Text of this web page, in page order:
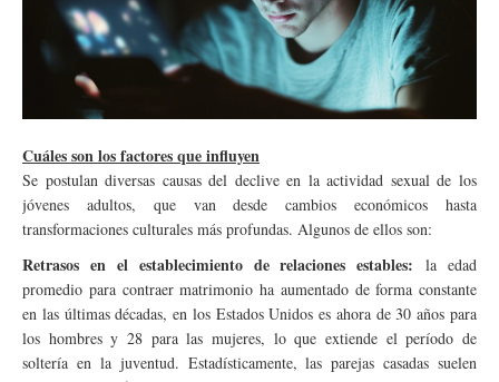
Cuáles son los factores que influyen
Se postulan diversas causas del declive en la actividad sexual de los
jóvenes adultos, que van desde cambios económicos hasta
transformaciones culturales más profundas. Algunos de ellos son:
Retrasos en el establecimiento de relaciones estables: la edad
promedio para contraer matrimonio ha aumentado de forma constante
en las últimas décadas, en los Estados Unidos es ahora de 30 años para
los hombres y 28 para las mujeres, lo que extiende el período de
soltería en la juventud. Estadísticamente, las parejas casadas suelen